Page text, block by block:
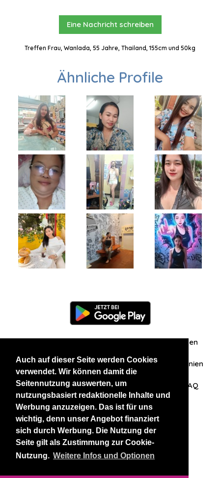
Auch auf dieser Seite werden Cookies
verwendet. Wir können damit die
Seitennutzung auswerten, um
nutzungsbasiert redaktionelle Inhalte und
Werbung anzuzeigen. Das ist für uns
wichtig, denn unser Angebot finanziert
sich durch Werbung. Die Nutzung der
Seite gilt als Zustimmung zur Cookie-
Nutzung. Weitere Infos und Optionen
Eine Nachricht schreiben
Treffen Frau, Wanlada, 55 Jahre, Thailand, 155cm und 50kg
Ähnliche Profile
Zuschriften/Erfahrungen
Datenschutzerklärung AGB Datenschutzrichtlinien
Nehmen Sie Kontakt mit uns auf FAQ
Unsere anderen Websites
BlackAndBeauties RussianKisses